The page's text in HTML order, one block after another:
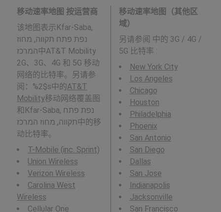
移动速率地图 按运营商
该地图表示Kfar-Saba,
נפת פתח תקווה, מחוז
המרכז中AT&T Mobility
2G、3G、4G 和 5G 移动
网络的比特率。另请参
阅：%2$s中的AT&T
Mobility移动网络覆盖图
和Kfar-Saba, נפת פתח
תקווה, מחוז המרכז中的移
动比特率。
T-Mobile (inc. Sprint)
Union Wireless
Verizon Wireless
Carolina West
Wireless
Cellular One
移动速率地图（其他区
域）
另请参阅 中的 3G / 4G /
5G 比特率 :
New York City
Los Angeles
Chicago
Houston
Philadelphia
Phoenix
San Antonio
San Diego
Dallas
San Jose
Indianapolis
Jacksonville
San Francisco